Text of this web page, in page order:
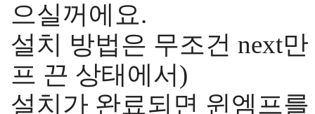
으실꺼에요.
설치 방법은 무조건 next
프 끈 상태에서)
설치가 완료되면 윈엠프